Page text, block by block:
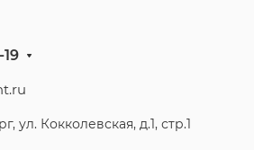
19
ул. Кокколевская, д.1, стр.1